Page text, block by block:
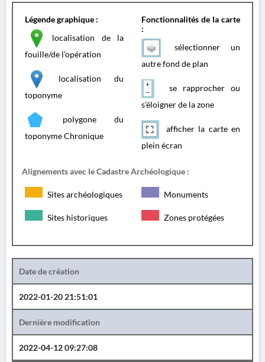
Légende graphique :
localisation de la
fouille/de l'opération
localisation du
toponyme
polygone du
toponyme Chronique
Fonctionnalités de la carte
:
sélectionner un
autre fond de plan
se rapprocher ou
s'éloigner de la zone
afficher la carte en
plein écran
Alignements avec le Cadastre Archéologique :
Sites archéologiques Monuments
Sites historiques Zones protégées
Date de création
2022-01-20 21:51:01
Dernière modification
2022-04-12 09:27:08